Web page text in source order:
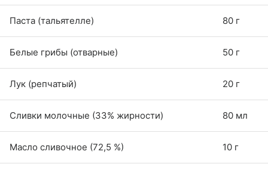
Паста (тальятелле) 80 г
Белые грибы (отварные) 50 г
Лук (репчатый) 20 г
Сливки молочные (33% жирности) 80 мл
Масло сливочное (72,5 %) 10 г